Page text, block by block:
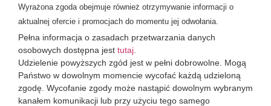
Wyrażona zgoda obejmuje również otrzymywanie informacji o
aktualnej ofercie i promocjach do momentu jej odwołania.
Pełna informacja o zasadach przetwarzania danych
osobowych dostępna jest tutaj
Udzielenie powyższych zgód jest w pełni dobrowolne. Mogą
Państwo w dowolnym momencie wycofać każdą udzieloną
zgodę. Wycofanie zgody może nastąpić dowolnym wybranym
kanałem komunikacji lub przy użyciu tego samego